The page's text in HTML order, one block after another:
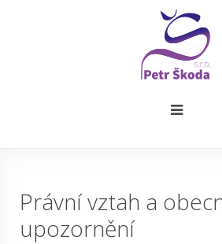
Právní vztah a
upozornění